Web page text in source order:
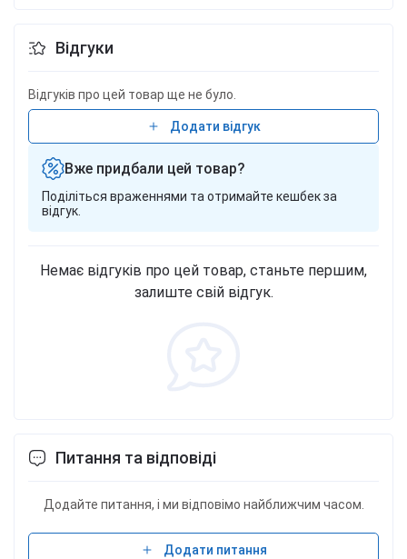
Відгуки
Відгуків про цей товар ще не було.
Додати відгук
Вже придбали цей товар?
Поділіться враженнями та отримайте кешбек за
відгук.
Немає відгуків про цей товар, станьте першим,
залиште свій відгук.
Питання та відповіді
Додайте питання, і ми відповімо найближчим часом.
Додати питання